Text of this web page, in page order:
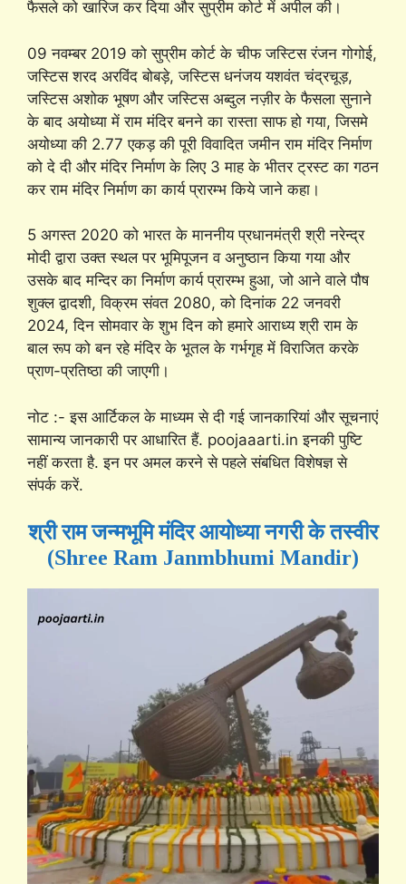
फैसले को खारिज कर दिया और सुप्रीम कोर्ट में अपील की।
09 नवम्बर 2019 को सुप्रीम कोर्ट के चीफ जस्टिस रंजन गोगोई,
जस्टिस शरद अरविंद बोबड़े, जस्टिस धनंजय यशवंत चंद्रचूड़,
जस्टिस अशोक भूषण और जस्टिस अब्दुल नज़ीर के फैसला सुनाने
के बाद अयोध्या में राम मंदिर बनने का रास्ता साफ हो गया, जिसमे
अयोध्या की 2.77 एकड़ की पूरी विवादित जमीन राम मंदिर निर्माण
को दे दी और मंदिर निर्माण के लिए 3 माह के भीतर ट्रस्ट का गठन
कर राम मंदिर निर्माण का कार्य प्रारम्भ किये जाने कहा।
5 अगस्त 2020 को भारत के माननीय प्रधानमंत्री श्री नरेन्द्र
मोदी द्वारा उक्त स्थल पर भूमिपूजन व अनुष्ठान किया गया और
उसके बाद मन्दिर का निर्माण कार्य प्रारम्भ हुआ, जो आने वाले पौष
शुक्ल द्वादशी, विक्रम संवत 2080, को दिनांक 22 जनवरी
2024, दिन सोमवार के शुभ दिन को हमारे आराध्य श्री राम के
बाल रूप को बन रहे मंदिर के भूतल के गर्भगृह में विराजित करके
प्राण-प्रतिष्ठा की जाएगी।
नोट :- इस आर्टिकल के माध्यम से दी गई जानकारियां और सूचनाएं
सामान्य जानकारी पर आधारित हैं. poojaaarti.in इनकी पुष्टि
नहीं करता है. इन पर अमल करने से पहले संबधित विशेषज्ञ से
संपर्क करें.
श्री राम जन्मभूमि मंदिर आयोध्या नगरी के तस्वीर
(Shree Ram Janmbhumi Mandir)